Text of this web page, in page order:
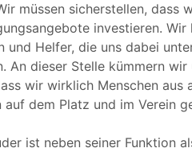
müssen sicherstellen, dass
investieren.
und Helfer, die uns dabei
An dieser Stelle kümmern
wir wirklich Menschen aus
auf dem Platz und im Verein
ist neben seiner Funktion